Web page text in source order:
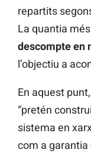
repartits
La quantia
descompte en
l’objectiu a
En aquest
“pretén
sistema en
com a